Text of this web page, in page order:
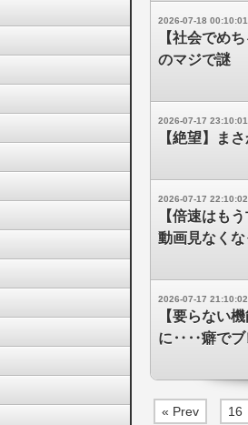
2026-07-18 00:10:01
【社会でめ
のマジで謎
2026-07-17 23:10:01
【絶望】ま
2026-07-17 22:10:02
【倍速はも
動画見なく
2026-07-17 21:10:02
【要らない
に‥‥癖でブ
« Prev 16